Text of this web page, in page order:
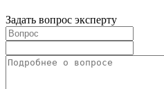
Задать вопрос эксперту